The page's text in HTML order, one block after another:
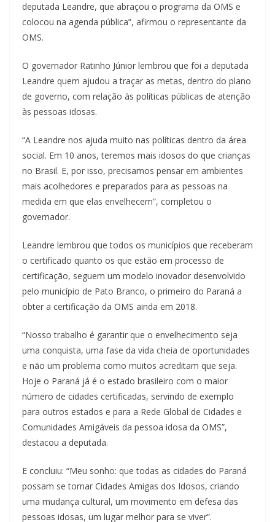
deputada Leandre, que abraçou o programa da OMS e
colocou na agenda pública”, afirmou o representante da
OMS.
O governador Ratinho Júnior lembrou que foi a deputada
Leandre quem ajudou a traçar as metas, dentro do plano
de governo, com relação às políticas públicas de atenção
às pessoas idosas.
“A Leandre nos ajuda muito nas políticas dentro da área
social. Em 10 anos, teremos mais idosos do que crianças
no Brasil. E, por isso, precisamos pensar em ambientes
mais acolhedores e preparados para as pessoas na
medida em que elas envelhecem”, completou o
governador.
Leandre lembrou que todos os municípios que receberam
o certificado quanto os que estão em processo de
certificação, seguem um modelo inovador desenvolvido
pelo município de Pato Branco, o primeiro do Paraná a
obter a certificação da OMS ainda em 2018.
“Nosso trabalho é garantir que o envelhecimento seja
uma conquista, uma fase da vida cheia de oportunidades
e não um problema como muitos acreditam que seja.
Hoje o Paraná já é o estado brasileiro com o maior
número de cidades certificadas, servindo de exemplo
para outros estados e para a Rede Global de Cidades e
Comunidades Amigáveis da pessoa idosa da OMS”,
destacou a deputada.
E concluiu: “Meu sonho: que todas as cidades do Paraná
possam se tornar Cidades Amigas dos Idosos, criando
uma mudança cultural, um movimento em defesa das
pessoas idosas, um lugar melhor para se viver”.